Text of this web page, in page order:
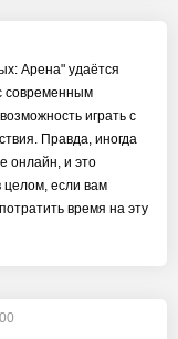
Арена" удаётся
современным
играть с
Правда, иногда
онлайн, и это
целом, если вам
время на эту